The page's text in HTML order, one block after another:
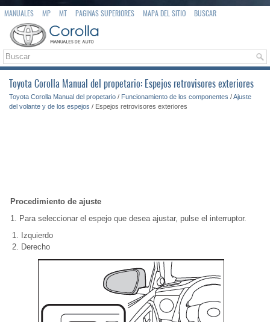
MANUALES MP MT PAGINAS SUPERIORES MAPA DEL SITIO BUSCAR
Toyota Corolla Manual del propetario: Espejos retrovisores exteriores
Toyota Corolla Manual del propetario / Funcionamiento de los componentes /Ajuste
del volante y de los espejos / Espejos retrovisores exteriores
Procedimiento de ajuste
1. Para seleccionar el espejo que desea ajustar, pulse el interruptor.
Izquierdo
Derecho